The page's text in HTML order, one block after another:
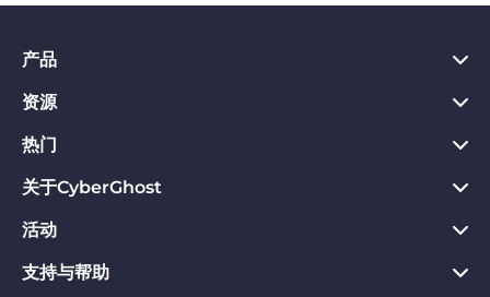
产品
PC VPN应用
Chrome VPN应用
Mac VPN应用
Android VPN应用
Firefox VPN应用
资源
VPN是什么
Privacy Hub
隐私保护工具
退款保证
热门
CyberGhost VPN评价
VPN免费试用
立即下载
关于CyberGhost
关于CyberGhost
联系我们
活动
联盟计划
支持与帮助